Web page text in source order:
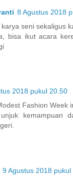
8 Agustus 2018
seni sekaligus
bisa ikut acara
2018 pukul 20.50
Fashion Week
kemampuan
9 Agustus 2018 pukul